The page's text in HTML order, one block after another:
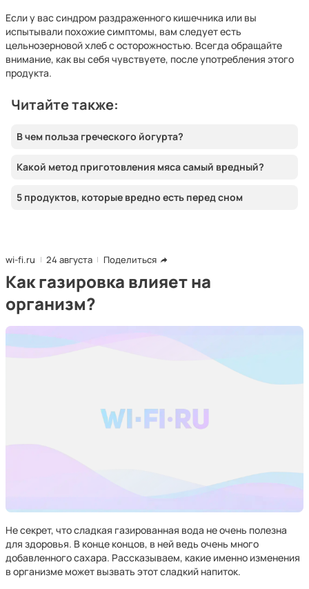
Если у вас синдром раздраженного кишечника или вы
испытывали похожие симптомы, вам следует есть
цельнозерновой хлеб с осторожностью. Всегда обращайте
внимание, как вы себя чувствуете, после употребления этого
продукта.
Читайте также:
В чем польза греческого йогурта?
Какой метод приготовления мяса самый вредный?
5 продуктов, которые вредно есть перед сном
wi-fi.ru 24 августа Поделиться
Как газировка влияет на
организм?
Не секрет, что сладкая газированная вода не очень полезна
для здоровья. В конце концов, в ней ведь очень много
добавленного сахара. Рассказываем, какие именно изменения
в организме может вызвать этот сладкий напиток.